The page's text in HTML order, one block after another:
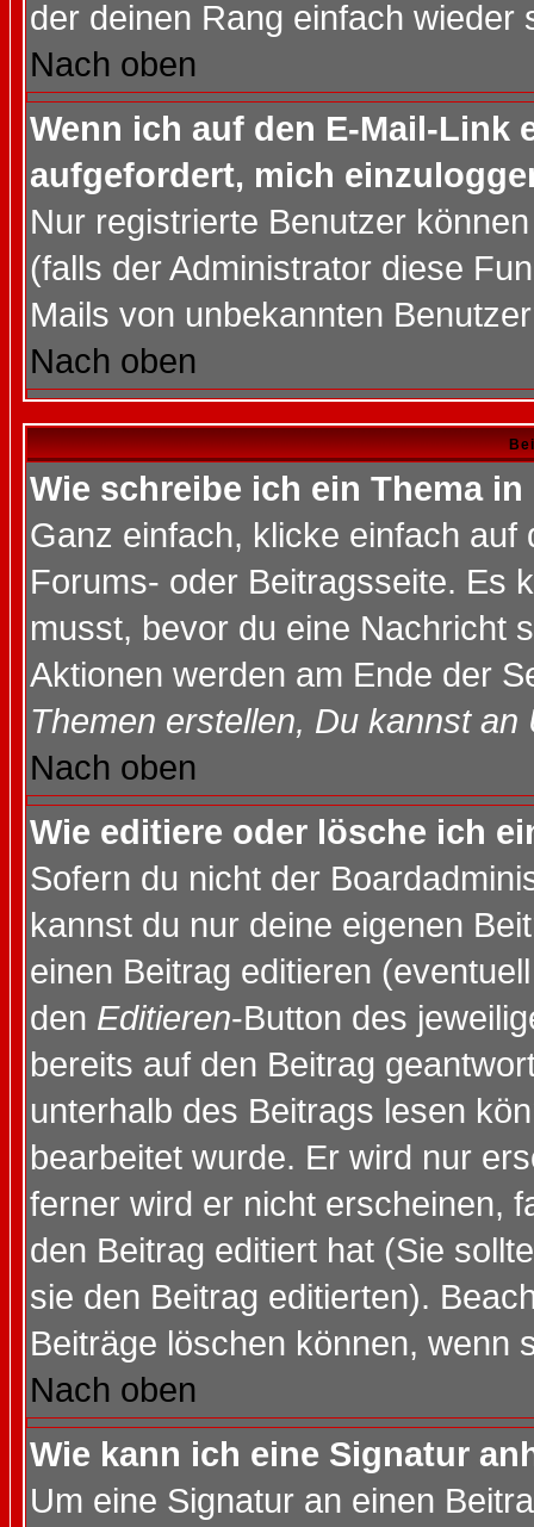
der deinen Rang einfach wieder
Nach oben
Wenn ich auf den E-Mail-Link
aufgefordert, mich
Nur registrierte Benutzer
(falls der Administrator diese
Mails von unbekannten
Nach oben
Wie schreibe ich ein Thema
Ganz einfach, klicke einfach
Forums- oder Beitragsseite. Es
musst, bevor du eine Nachricht
Aktionen werden am Ende der
Themen erstellen, Du kannst
Nach oben
Wie editiere oder lösche ich
Sofern du nicht der
kannst du nur deine eigenen
einen Beitrag editieren
den Editieren-Button des
bereits auf den Beitrag
unterhalb des Beitrags lesen
bearbeitet wurde. Er wird nur
ferner wird er nicht erscheinen,
den Beitrag editiert hat (Sie
sie den Beitrag editierten).
Beiträge löschen können, wenn
Nach oben
Wie kann ich eine Signatur
Um eine Signatur an einen